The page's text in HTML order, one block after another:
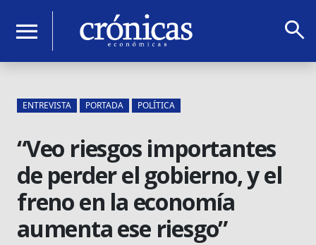
menu search
ENTREVISTA PORTADA POLÍTICA
“Veo riesgos importantes
de perder el gobierno, y el
freno en la economía
aumenta ese riesgo”